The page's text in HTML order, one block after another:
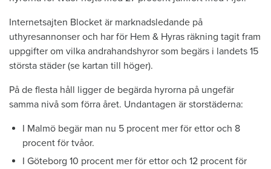
Internetsajten Blocket är marknadsledande på
uthyresannonser och har för Hem & Hyras räkning tagit fram
uppgifter om vilka andrahandshyror som begärs i landets 15
största städer (se kartan till höger).
På de flesta håll ligger de begärda hyrorna på ungefär
samma nivå som förra året. Undantagen är storstäderna:
I Malmö begär man nu 5 procent mer för ettor och 8
procent för tvåor.
I Göteborg 10 procent mer för ettor och 12 procent för